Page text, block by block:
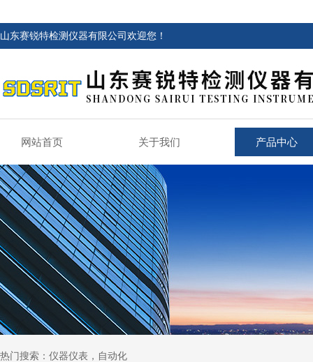
山东赛锐特检测仪器有限公司欢迎您！
网站首页 关于我们 产品中心
热门搜索：仪器仪表，自动化